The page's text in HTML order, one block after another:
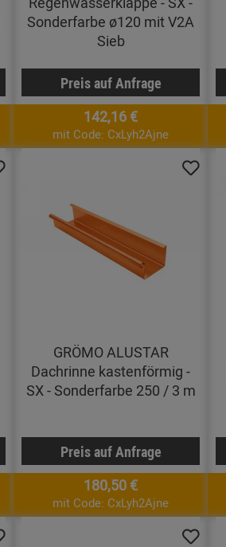
Sonderfarbe ø120 mit V2A
Sieb
Preis auf Anfrage
142,16 €
mit Code: CxLyh2Ajne
GRÖMO ALUSTAR
Dachrinne kastenförmig -
SX - Sonderfarbe 250 / 3 m
Preis auf Anfrage
180,50 €
mit Code: CxLyh2Ajne